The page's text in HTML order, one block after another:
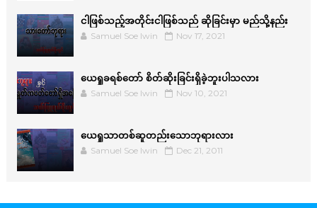
ငါဖြစ်သည့်အတိုင်းငါဖြစ်သည် ဆိုခြင်းမှာ မည်သို့နည်း
Samuel Soe lwin Nov 17, 2021
ယေရှုခရစ်တော် စိတ်ဆိုးခြင်းရှိခဲ့ဘူးပါသလား
Samuel Soe lwin Nov 10, 2021
ယေရှုသာတစ်ဆူတည်းသောဘုရားလား
Samuel Soe lwin Dec 21, 2011